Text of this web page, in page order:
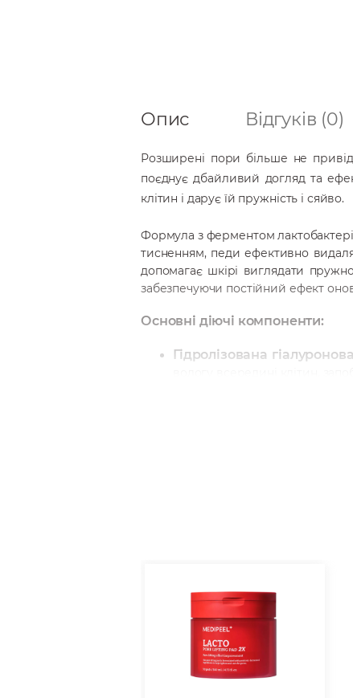
Опис Відгуків (0)
Розширені пори більше не
поєднує дбайливий догляд та
клітин і дарує їй пружність і сяйво.
Формула з ферментом
тисненням, педи ефективно
допомагає шкірі виглядати
забезпечуючи постійний ефект
Основні діючі компоненти:
Гідролізована
–
підкреслює його етичність та
Спосіб використання:
хвилин. Не змивайте залишки
50 шт (140 мл).